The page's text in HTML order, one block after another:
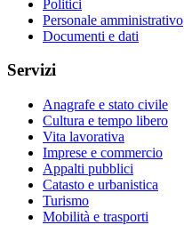
Politici
Personale amministrativo
Documenti e dati
Servizi
Anagrafe e stato civile
Cultura e tempo libero
Vita lavorativa
Imprese e commercio
Appalti pubblici
Catasto e urbanistica
Turismo
Mobilità e trasporti